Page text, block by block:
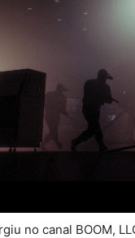
no canal BOOM,